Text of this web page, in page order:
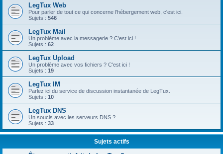
e
LegTux Web
Pour parler de tout ce qui concerne l'hébergement web, c'est ici.
Sujets : 546
LegTux Mail
Un problème avec la messagerie ? C'est ici !
Sujets : 62
LegTux Upload
Un problème avec vos fichiers ? C'est ici !
Sujets : 19
LegTux IM
Parlez ici du service de discussion instantanée de LegTux.
Sujets : 10
LegTux DNS
Un soucis avec les serveurs DNS ?
Sujets : 33
Sujets actifs